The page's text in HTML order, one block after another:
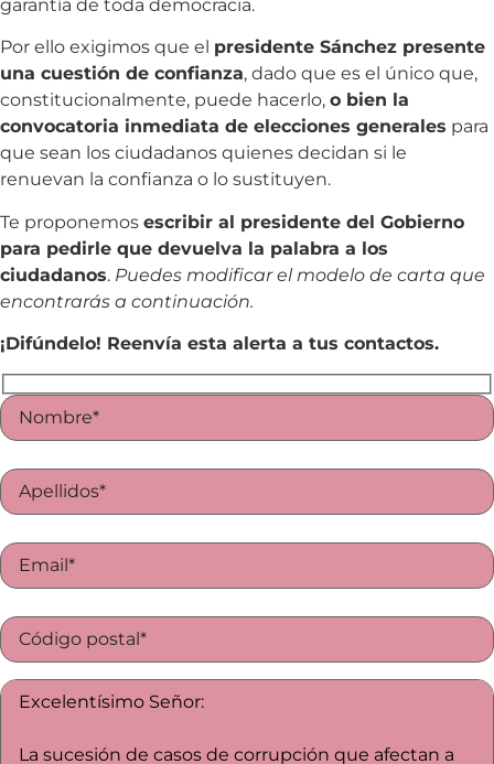
garantía de toda democracia.
Por ello exigimos que el presidente Sánchez presente
una cuestión de confianza, dado que es el único que,
constitucionalmente, puede hacerlo, o bien la
convocatoria inmediata de elecciones generales para
que sean los ciudadanos quienes decidan si le
renuevan la confianza o lo sustituyen.
Te proponemos escribir al presidente del Gobierno
para pedirle que devuelva la palabra a los
ciudadanos. Puedes modificar el modelo de carta que
encontrarás a continuación.
¡Difúndelo! Reenvía esta alerta a tus contactos.